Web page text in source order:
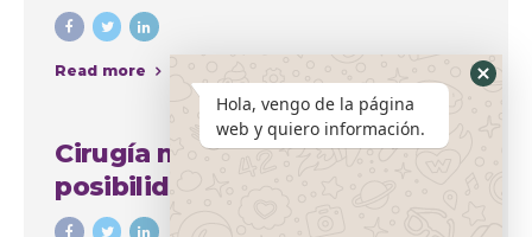
Read more
Cirugía mamaria y sus amplias
posibilidades para mejorar el
aspecto del busto
Hola, vengo de la página
web y quiero información.